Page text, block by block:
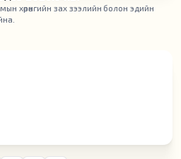
хөрөнгийн зах зээлийн болон эдийн